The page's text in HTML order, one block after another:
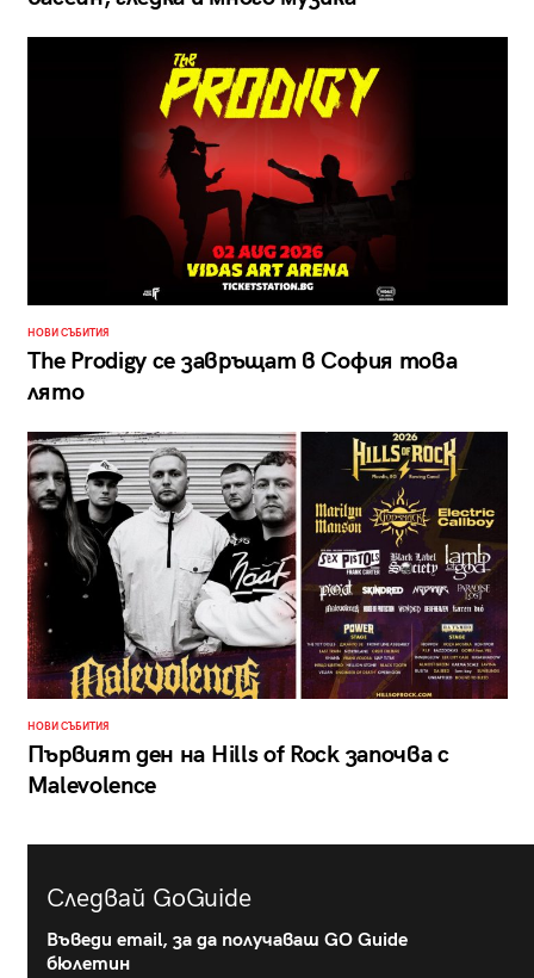
НОВИ СЪБИТИЯ
The Prodigy се завръщат в София това
лято
НОВИ СЪБИТИЯ
Първият ден на Hills of Rock започва с
Malevolence
Следвай GoGuide
Въведи email, за да получаваш GO Guide
бюлетин